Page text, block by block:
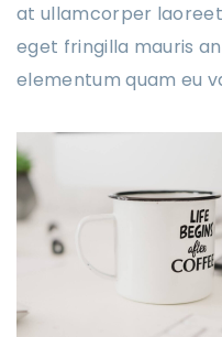
at ullamcorper
eget fringilla mauris
elementum quam eu